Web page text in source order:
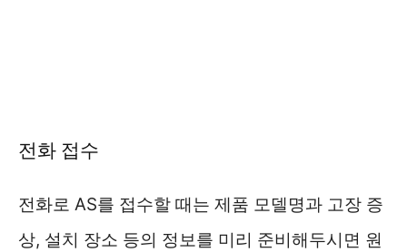
전화 접수
전화로 AS를 접수할 때는 제품 모델명과 고장 증
상, 설치 장소 등의 정보를 미리 준비해두시면 원